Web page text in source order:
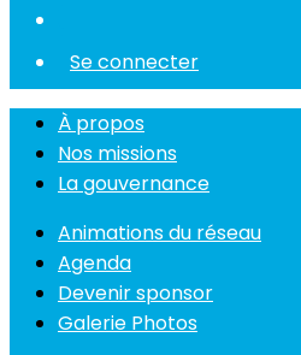
Se connecter
À propos
Nos missions
La gouvernance
Animations du réseau
Agenda
Devenir sponsor
Galerie Photos